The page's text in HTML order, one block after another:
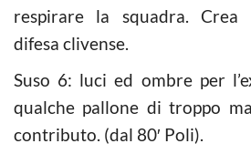
respirare la squadra. Crea
difesa clivense.
Suso 6: luci ed ombre per
qualche pallone di troppo
contributo. (dal 80′ Poli).